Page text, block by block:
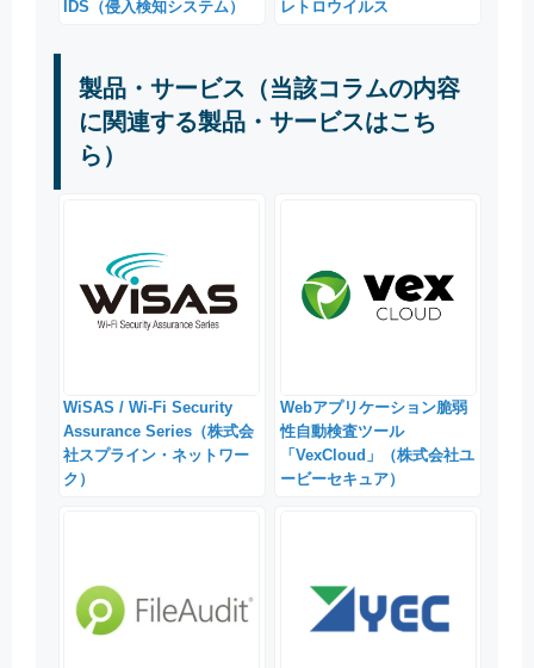
IDS（侵入検知システム） レトロウイルス
製品・サービス（当該コラムの内容
に関連する製品・サービスはこち
ら）
WiSAS / Wi-Fi Security
Assurance Series（株式会
社スプライン・ネットワー
ク）
Webアプリケーション脆弱
性自動検査ツール
「VexCloud」（株式会社ユ
ービーセキュア）